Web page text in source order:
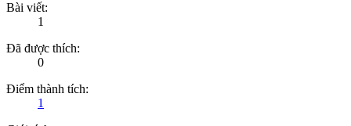
Bài viết:
1
Đã được thích:
0
Điểm thành tích:
1